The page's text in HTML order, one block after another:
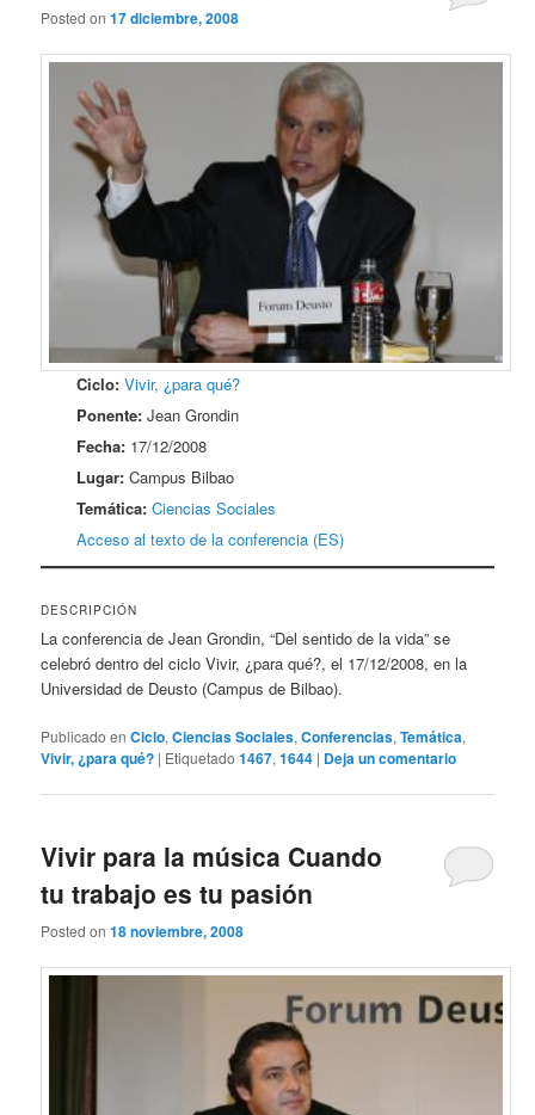
Posted on17 diciembre, 2008
Ciclo: Vivir, ¿para qué?
Ponente: Jean Grondin
Fecha: 17/12/2008
Lugar: Campus Bilbao
Temática: Ciencias Sociales
Acceso al texto de la conferencia (ES)
DESCRIPCIÓN
La conferencia de Jean Grondin, “Del sentido de la vida” se
celebró dentro del ciclo Vivir, ¿para qué?, el 17/12/2008, en la
Universidad de Deusto (Campus de Bilbao).
Publicado en Ciclo,Ciencias Sociales,Conferencias,Temática,
Vivir, ¿para qué? | Etiquetado 1467,1644 | Deja un comentario
Vivir para la música Cuando
tu trabajo es tu pasión
Posted on18 noviembre, 2008